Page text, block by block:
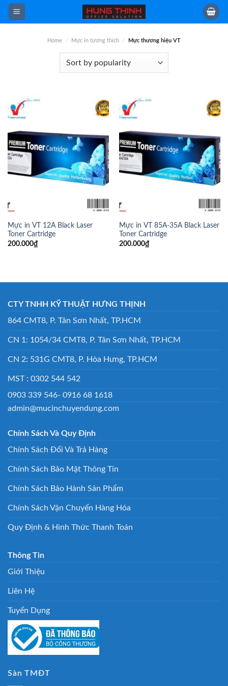
Skip
Home / Mực in tương thích / Mực thương hiệu VT
Mực in VT 12A Black Laser
Toner Cartridge
200.000₫
Mực in VT 85A-35A Black Laser
Toner Cartridge
200.000₫
CTY TNHH KỸ THUẬT HƯNG THỊNH
864 CMT8, P. Tân Sơn Nhất, TP.HCM
CN 1: 1054/34 CMT8, P. Tân Sơn Nhất, TP.HCM
CN 2: 531G CMT8, P. Hòa Hưng, TP.HCM
MST : 0302 544 542
0903 339 546- 0916 68 1618
admin@mucinchuyendung.com
Chính Sách Và Quy Định
Chính Sách Đổi Và Trả Hàng
Chính Sách Bảo Mật Thông Tin
Chính Sách Bảo Hành Sản Phẩm
Chính Sách Vận Chuyển Hàng Hóa
Quy Định & Hình Thức Thanh Toán
Thông Tin
Giới Thiệu
Liên Hệ
Tuyển Dụng
Sàn TMĐT